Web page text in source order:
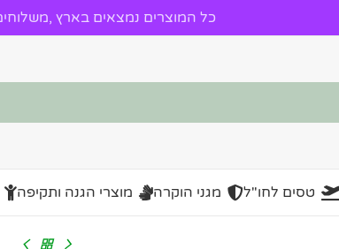
כל המוצרים נמצאים בארץ
טסים לחו"ל מגני הוקרה מוצרי הגנה ותקיפה